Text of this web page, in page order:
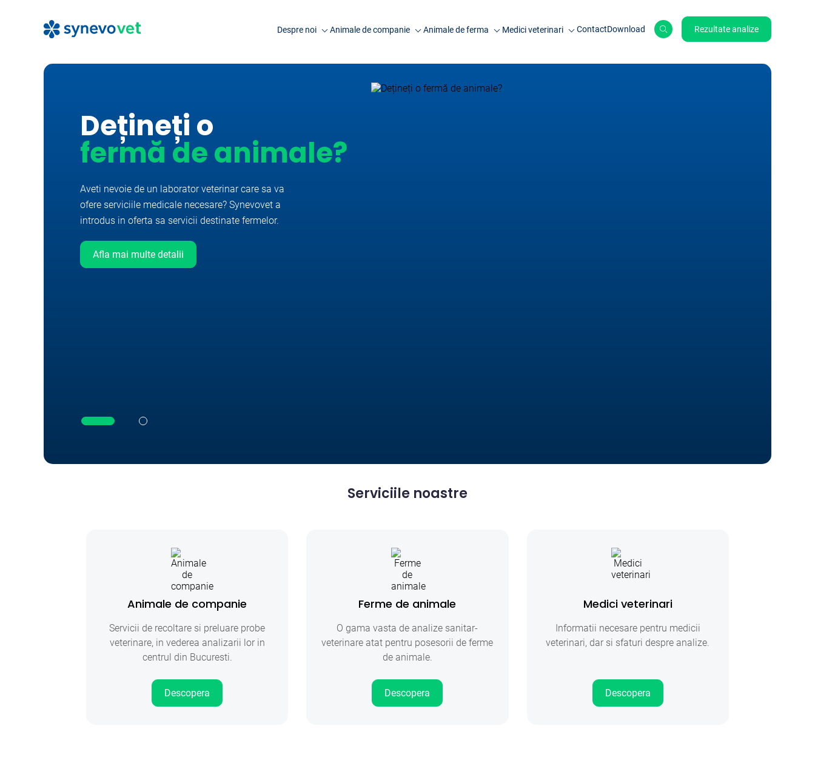
Despre noi
Laborator Synevovet
Cariere
Echipa
Animale de companie
Analize pisici
Animale de ferma Medici veterinari ContactDownload Rezultate analize
Dețineți o
fermă de animale?
Aveti nevoie de un laborator veterinar care sa va
ofere serviciile medicale necesare? Synevovet a
introdus in oferta sa servicii destinate fermelor.
Afla mai multe detalii
Serviciile noastre
Animale de companie
Servicii de recoltare si preluare probe
veterinare, in vederea analizarii lor in
centrul din Bucuresti.
Descopera
Ferme de animale
O gama vasta de analize sanitar-
veterinare atat pentru posesorii de ferme
de animale.
Descopera
Medici veterinari
Informatii necesare pentru medicii
veterinari, dar si sfaturi despre analize.
Descopera